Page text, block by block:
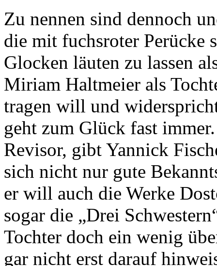
Zu nennen sind dennoch
die mit fuchsroter Perücke
Glocken läuten zu lassen
Miriam Haltmeier als
tragen will und
geht zum Glück fast
Revisor, gibt Yannick
sich nicht nur gute
er will auch die Werke
sogar die „Drei
Tochter doch ein wenig
gar nicht erst darauf